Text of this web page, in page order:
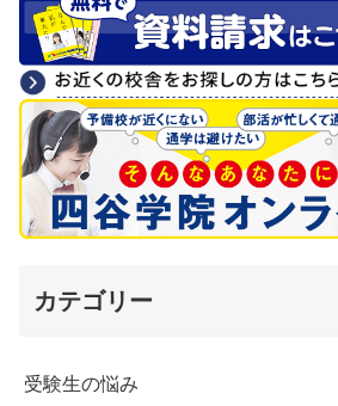
カテゴリー
受験生の悩み